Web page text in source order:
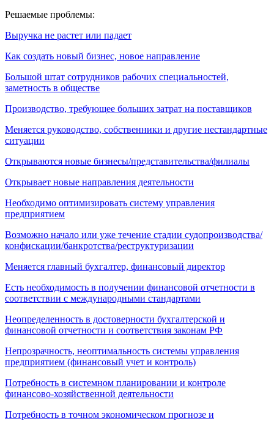
Решаемые проблемы:
Выручка не растет или падает
Как создать новый бизнес, новое направление
Большой штат сотрудников рабочих специальностей,
заметность в обществе
Производство, требующее больших затрат на поставщиков
Меняется руководство, собственники и другие нестандартные
ситуации
Открываются новые бизнесы/представительства/филиалы
Открывает новые направления деятельности
Необходимо оптимизировать систему управления
предприятием
Возможно начало или уже течение стадии судопроизводства/
конфискации/банкротства/реструктуризации
Меняется главный бухгалтер, финансовый директор
Есть необходимость в получении финансовой отчетности в
соответствии с международными стандартами
Неопределенность в достоверности бухгалтерской и
финансовой отчетности и соответствия законам РФ
Непрозрачность, неоптимальность системы управления
предприятием (финансовый учет и контроль)
Потребность в системном планировании и контроле
финансово-хозяйственной деятельности
Потребность в точном экономическом прогнозе и